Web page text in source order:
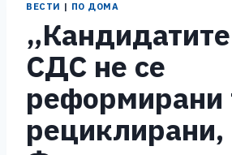
ВЕСТИ | ПО ДОМА
СДС не се
реформирани
рециклирани,